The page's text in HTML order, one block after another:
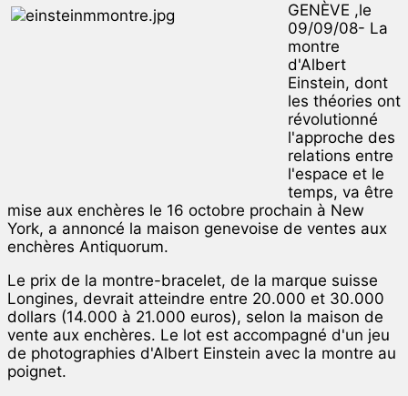
GENÈVE ,le
09/09/08- La
montre
d'Albert
Einstein, dont
les théories ont
révolutionné
l'approche des
relations entre
l'espace et le
temps, va être
mise aux enchères le 16 octobre prochain à New
York, a annoncé la maison genevoise de ventes aux
enchères Antiquorum.
Le prix de la montre-bracelet, de la marque suisse
Longines, devrait atteindre entre 20.000 et 30.000
dollars (14.000 à 21.000 euros), selon la maison de
vente aux enchères. Le lot est accompagné d'un jeu
de photographies d'Albert Einstein avec la montre au
poignet.